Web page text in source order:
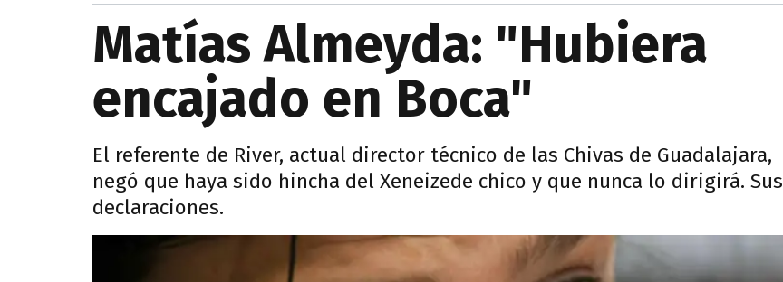
Matías Almeyda: "Hubiera
encajado en Boca"
El referente de River, actual director técnico de las Chivas de Guadalajara,
negó que haya sido hincha del Xeneizede chico y que nunca lo dirigirá. Sus
declaraciones.